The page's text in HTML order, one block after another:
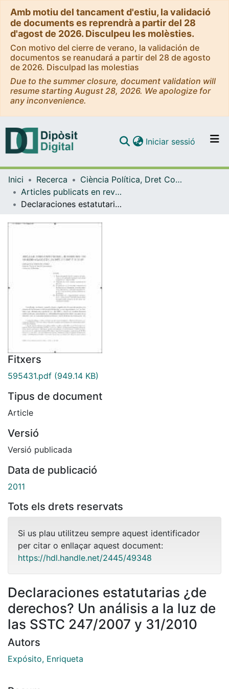
Amb motiu del tancament d'estiu, la validació
de documents es reprendrà a partir del 28
d'agost de 2026. Disculpeu les molèsties.
Con motivo del cierre de verano, la validación de
documentos se reanudará a partir del 28 de agosto
de 2026. Disculpad las molestias
Due to the summer closure, document validation will
resume starting August 28, 2026. We apologize for
any inconvenience.
Navega per tot el DD
Com publicar
Iniciar sessió (current)
Inici Recerca
Ciència Política, Dret Constitucional i Filosofia del Dret
Articles publicats en revistes (Ciència Política, Dret Constitucional i Filosofia del Dret)
Declaraciones estatutarias ¿de derechos? Un análisis a la luz de las SSTC 247/2007 y 31/2010
Fitxers
595431.pdf (949.14 KB)
Tipus de document
Article
Versió
Versió publicada
Data de publicació
2011
Tots els drets reservats
Si us plau utilitzeu sempre aquest identificador
per citar o enllaçar aquest document:
https://hdl.handle.net/2445/49348
Declaraciones estatutarias ¿de
derechos? Un análisis a la luz de
las SSTC 247/2007 y 31/2010
Autors
Expósito, Enriqueta